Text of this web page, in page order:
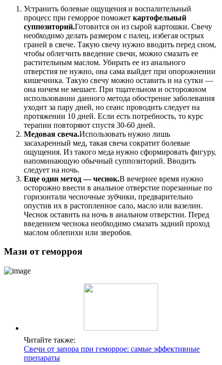
Устранить болевые ощущения и воспалительный
процесс при геморрое поможет картофельный
суппозиторий.Готовится он из сырой картошки. Свечу
необходимо делать размером с палец, избегая острых
граней в свече. Такую свечу нужно вводить перед сном,
чтобы облегчить введение свечи, можно смазать ее
растительным маслом. Убирать ее из анального
отверстия не нужно, она сама выйдет при опорожнении
кишечника. Такую свечу можно оставить и на сутки —
она ничем не мешает. При тщательном и осторожном
использовании данного метода обострение заболевания
уходит за пару дней, но сеанс проводить следует на
протяжении 10 дней. Если есть потребность, то курс
терапии повторяют спустя 30-60 дней.
Медовая свеча.Использовать нужно лишь
засахаренный мед, такая свеча сократит болевые
ощущения. Из такого меда нужно сформировать фигуру,
напоминающую обычный суппозиторий. Вводить
следует на ночь.
Еще один метод — чеснок.В вечернее время нужно
осторожно ввести в анальное отверстие порезанные по
горизонтали чесночные зубчики, предварительно
опустив их в растопленное сало, масло или вазелин.
Чеснок оставить на ночь в анальном отверстии. Перед
введением чеснока необходимо смазать задний проход
маслом облепихи или зверобоя.
Мази от геморроя
Читайте также:
Свечи от запора при геморрое: самые эффективные
препараты